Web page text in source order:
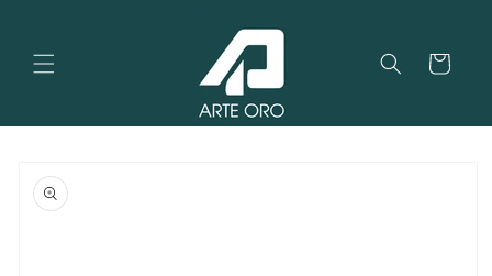
Carrello
informazioni
sul
prodotto